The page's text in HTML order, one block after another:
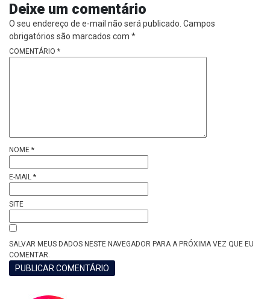
Deixe um comentário
O seu endereço de e-mail não será publicado. Campos
obrigatórios são marcados com *
COMENTÁRIO *
NOME *
E-MAIL *
SITE
SALVAR MEUS DADOS NESTE NAVEGADOR PARA A PRÓXIMA VEZ QUE EU
COMENTAR.